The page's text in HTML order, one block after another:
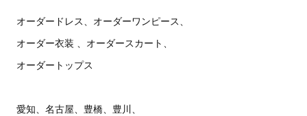
オーダードレス、オーダーワンピース、
オーダー衣装 、オーダースカート、
オーダートップス
愛知、名古屋、豊橋、豊川、